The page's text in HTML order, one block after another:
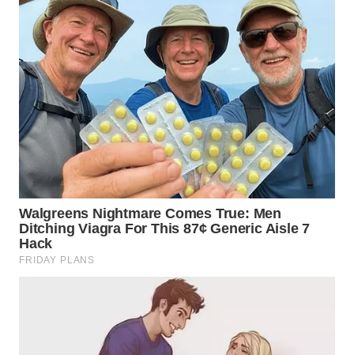
WN
LANGKAT
WN
TAPANULI
SELATAN
TANJUNG
LESUNG
WN
KARO